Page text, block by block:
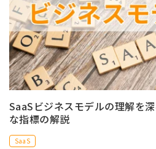
SaaSビジネスモデルの理解を
な指標の解説
SaaS